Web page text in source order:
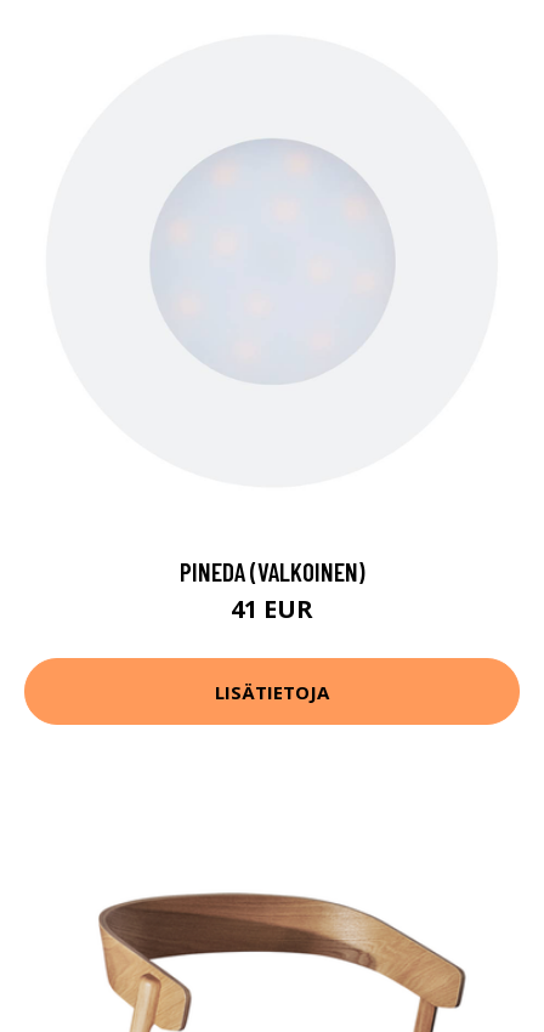
PINEDA (VALKOINEN)
41 EUR
LISÄTIETOJA